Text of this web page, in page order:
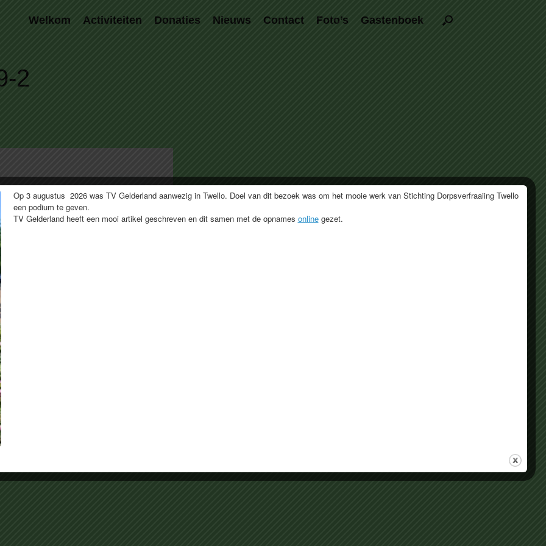
Welkom Activiteiten Donaties Nieuws Contact Foto’s Gastenboek
2
Op 3 augustus 2026 was TV Gelderland aanwezig in Twello. Doel van dit bezoek was om het mooie werk van Stichting Dorpsverfraaiing Twello
een podium te geven.
TV Gelderland heeft een mooi artikel geschreven en dit samen met de opnames onlinegezet.